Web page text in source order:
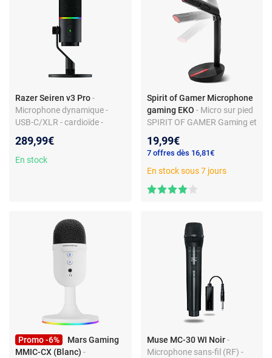
Razer Seiren v3 Pro-
Microphone dynamique -
USB-C/XLR - cardioïde -
LED
289,99€
En stock
Spirit of Gamer Microphone
gaming EKO - Micro sur pied
SPIRIT OF GAMER Gaming et
Connexion USB Réf : MIC-
EKORE
19,99€
7 offres dès 16,81€
En stock sous 7 jours
Promo -6%
Mars Gaming
MMIC-CX (Blanc) -
Muse MC-30 WI Noir -
Microphone sans-fil (RF) -